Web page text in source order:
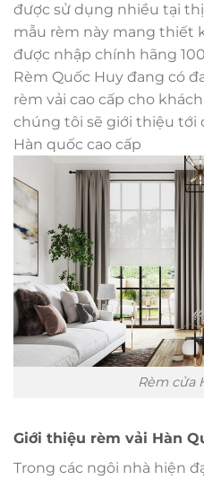
được sử dụng nhiều tại
mẫu rèm này mang thiết
được nhập chính hãng
Rèm Quốc Huy đang có
rèm vải cao cấp cho
chúng tôi sẽ giới thiệu tới
Hàn quốc cao cấp
Rèm cửa
Giới thiệu rèm vải Hàn
Trong các ngôi nhà hiện